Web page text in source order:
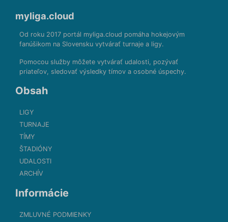
myliga.cloud
Od roku 2017 portál myliga.cloud pomáha hokejovým
fanúšikom na Slovensku vytvárať turnaje a ligy.
Pomocou služby môžete vytvárať udalosti, pozývať
priateľov, sledovať výsledky tímov a osobné úspechy.
Obsah
LIGY
TURNAJE
TÍMY
ŠTADIÓNY
UDALOSTI
ARCHÍV
Informácie
ZMLUVNÉ PODMIENKY